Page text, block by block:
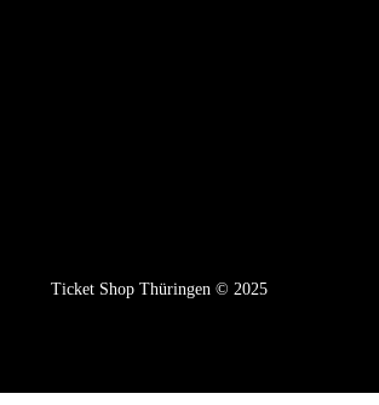
Ticket Shop Thüringen © 2025